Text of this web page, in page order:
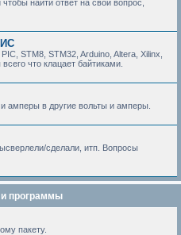
найти ответ на свой вопрос,
STM8, STM32, Arduino, Altera, Xilinx,
что клацает байтиками.
амперы в другие вольты и амперы.
сделали, итп. Вопросы
и программы
пакету.